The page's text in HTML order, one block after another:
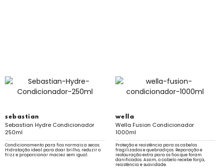
sebastian
Sebastian Hydre Condicionador
250ml
Condicionamento para fios normais a secos.
Hidratação ideal para doar brilho, reduzir o
frizz e proporcionar maciez sem igual.
wella
Wella Fusion Condicionador
1000ml
Proteção e resistência para os cabelos
fragilizados e quebradiços. Reparação e
restauração extra para os fios que foram
danificados. Assim, o cabelo recebe força,
resistência e suavidade.